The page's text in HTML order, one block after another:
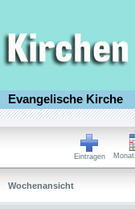
Evangelische Kirche
Eintragen
Wochenansicht